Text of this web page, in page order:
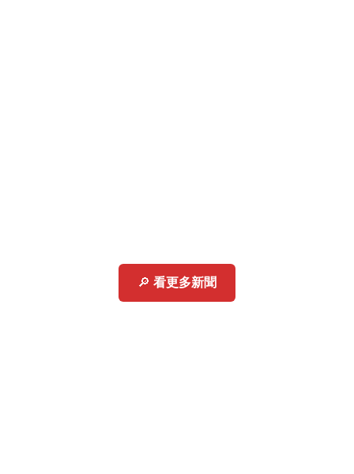
🔎 看更多新聞